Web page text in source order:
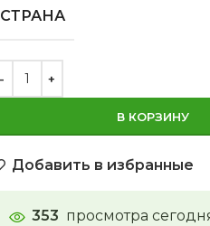
СТРАНА
В КОРЗИНУ
Добавить в избранные
353 просмотра